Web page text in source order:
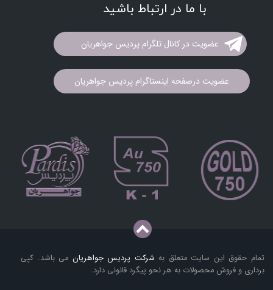
تمام حقوق این سایت متعلق به شرکت پردیس جواهریان می باشد. کپی
برداری و فروش محصولات به هر نحو پیگرد قانونی دارد.
با ما در ارتباط باشید
عضویت در کانال تلگرام پردیس جواهریان
عضویت درصفحه اینستاگرام پردیس جواهریان